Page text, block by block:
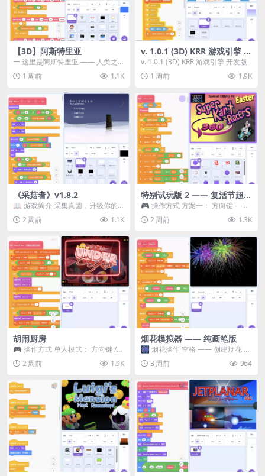
【3D】阿斯特里亚
ー 这里是阿斯特里亚 —— 人类之
罪与未来希望交汇之地 📖 游戏简
介 《阿斯特里...
1 周前 1.1K
v. 1.0.1 (3D) KRR 游戏引擎 开
发版
v. 1.0.1 (3D) KRR 游戏引擎 开发版
1 周前
1.9K
《采菇者》v1.8.2
📖 游戏简介 采集真菌，升级你的
机体，并前往未知领域探索。 这是
一款静谧的探索冒...
2 周前 1.1K
特别试玩版 2 —— 复活节超级
卡丁车赛
🎮 操作方式 方案一： 方向键 ——
移动 Z —— 跳跃 / 漂移 方案二： ...
2 周前 1.3K
胡闹厨房
🎮 操作方式 单人模式： 方向键 /
WASD —— 移动 Z / K —— 抓...
2 周前 1.9K
烟花模拟器 —— 纯画笔版
🎆 烟花操作 空格 —— 创建烟花 1
~ 3 —— 切换烟花类型 普通烟花
嘶...3 周前 964